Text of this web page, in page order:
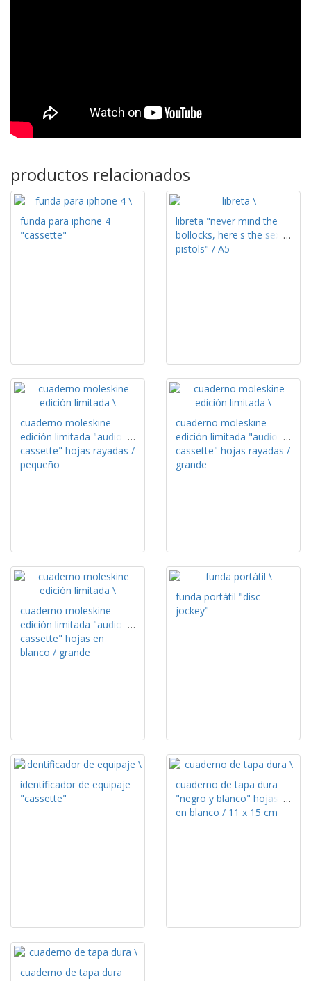
productos relacionados
funda para iphone 4
"cassette"
libreta "never mind the
bollocks, here's the sex
pistols" / A5
cuaderno moleskine
edición limitada "audio
cassette" hojas rayadas /
pequeño
cuaderno moleskine
edición limitada "audio
cassette" hojas rayadas /
grande
cuaderno moleskine
edición limitada "audio
cassette" hojas en
blanco / grande
funda portátil "disc
jockey"
identificador de equipaje
"cassette"
cuaderno de tapa dura
"negro y blanco" hojas
en blanco / 11 x 15 cm
cuaderno de tapa dura